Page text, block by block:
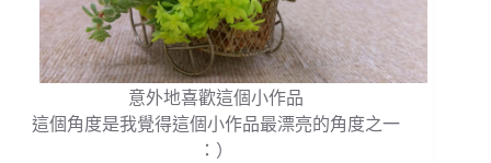
意外地喜歡這個小作品
這個角度是我覺得這個小作品最漂亮的角度之一
：）